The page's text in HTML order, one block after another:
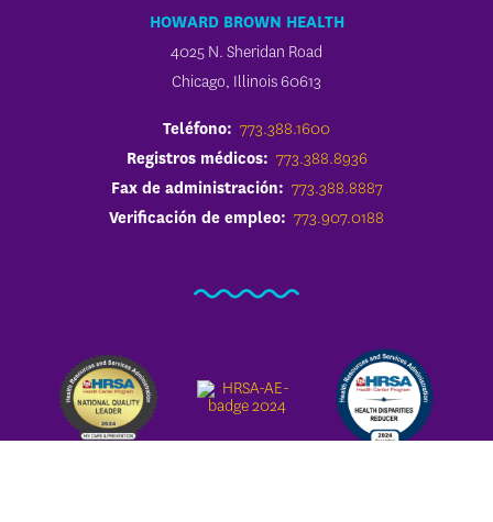
HOWARD BROWN HEALTH
4025 N. Sheridan Road
Chicago, Illinois 60613
Teléfono: 773.388.1600
Registros médicos: 773.388.8936
Fax de administración: 773.388.8887
Verificación de empleo: 773.907.0188